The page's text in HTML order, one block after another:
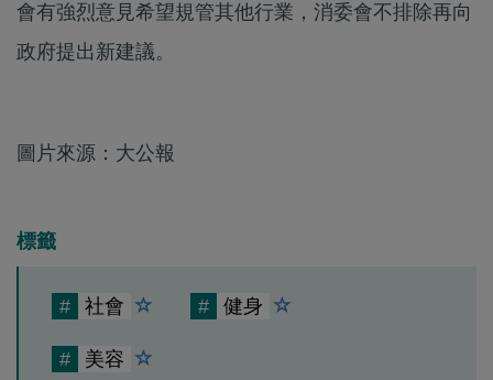
會有強烈意見希望規管其他行業，消委會不排除再向
政府提出新建議。
圖片來源：大公報
標籤
# 社會 # 健身
# 美容